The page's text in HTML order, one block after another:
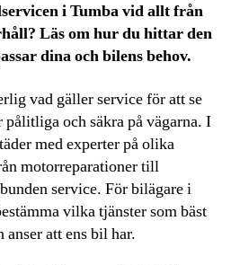
i Tumba vid allt från
Läs om hur du hittar den
dina och bilens behov.
vad gäller service för att se
och säkra på vägarna. I
med experter på olika
motorreparationer till
service. För bilägare i
vilka tjänster som bäst
anser att ens bil har.